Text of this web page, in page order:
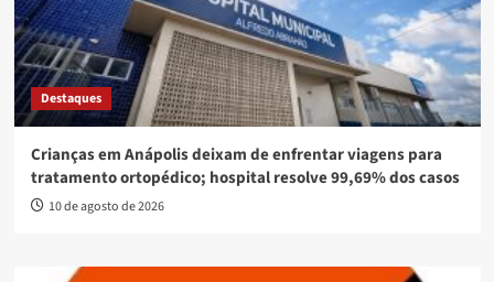
Destaques
Crianças em Anápolis deixam de enfrentar viagens para
tratamento ortopédico; hospital resolve 99,69% dos casos
10 de agosto de 2026